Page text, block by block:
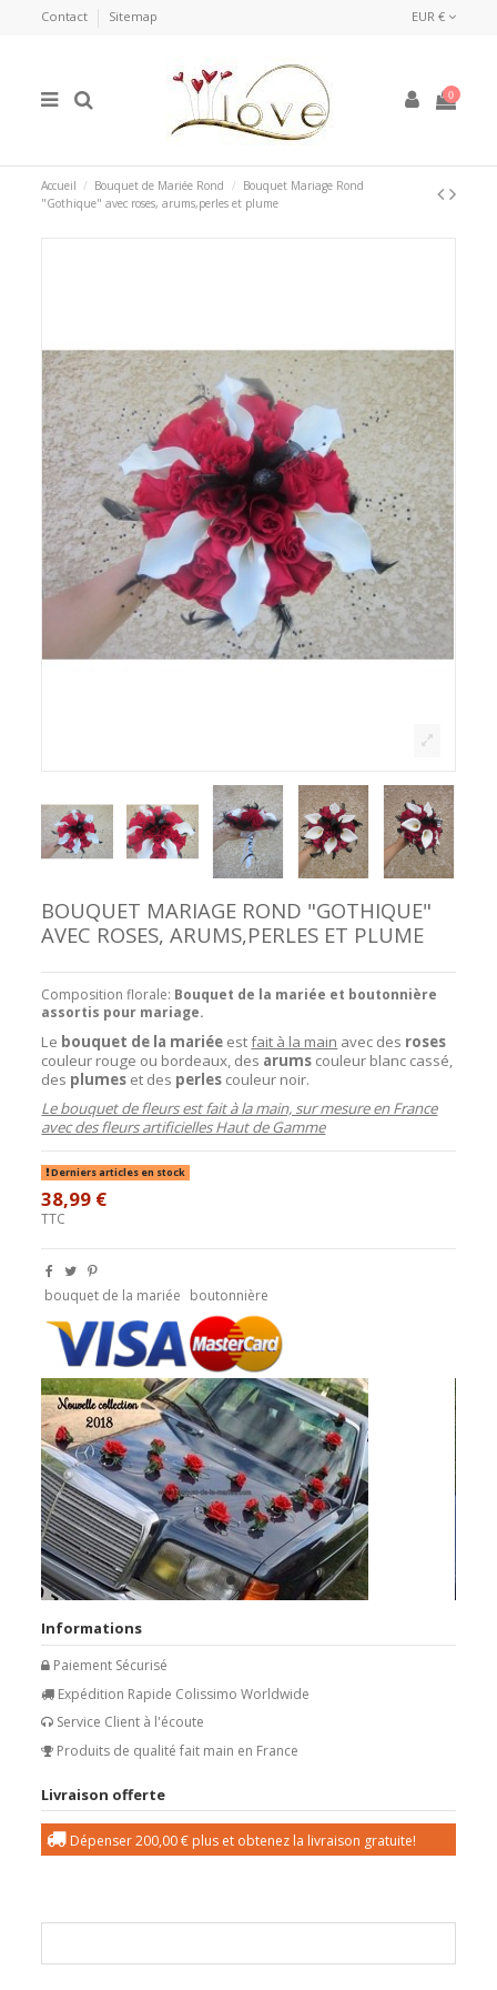
Contact Sitemap EUR €
0
Accueil Bouquet de Mariée Rond
Bouquet Mariage Rond
"Gothique" avec roses, arums,perles et plume
BOUQUET MARIAGE ROND "GOTHIQUE"
AVEC ROSES, ARUMS,PERLES ET PLUME
Composition florale: Bouquet de la mariée et boutonnière
assortis pour mariage.
Le bouquet de la mariée estfait à la main avec des roses
couleur rouge ou bordeaux, des arums couleur blanc cassé,
des plumes et des perles couleur noir.
Le bouquet de fleurs est fait à la main, sur mesure en France
avec des fleurs artificielles Haut de Gamme
Derniers articles en stock
38,99 €
TTC
bouquet de la mariée boutonnière
Informations
Paiement Sécurisé
Expédition Rapide Colissimo Worldwide
Service Client à l'écoute
Produits de qualité fait main en France
Livraison offerte
Dépenser200,00 € plus et obtenez la livraison gratuite!